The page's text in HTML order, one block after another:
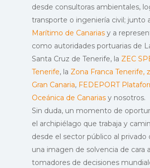
desde consultoras ambientales,
transporte o ingeniería civil; junto
Marítimo de Canarias y a
como autoridades portuarias de
Santa Cruz de Tenerife, la ZEC
Tenerife, la Zona Franca Tenerife,
Gran Canaria, FEDEPORT
Oceánica de Canarias y nosotros.
Sin duda, un momento de
el archipiélago que trabaja y
desde el sector público al privado
una imagen de solvencia de cara
tomadores de decisiones